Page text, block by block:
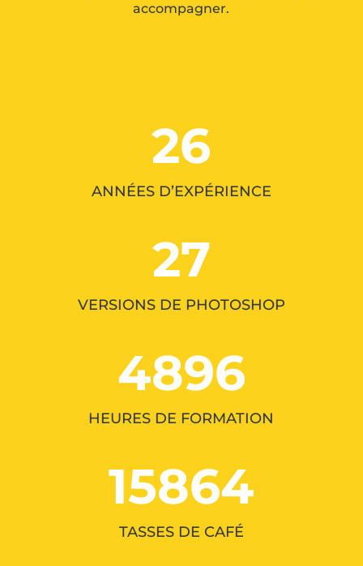
accompagner.
26
ANNÉES D’EXPÉRIENCE
27
VERSIONS DE PHOTOSHOP
4896
HEURES DE FORMATION
15864
TASSES DE CAFÉ